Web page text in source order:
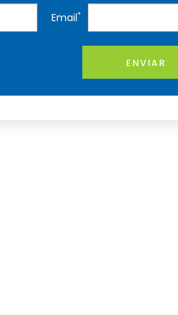
Email*
ENVIAR